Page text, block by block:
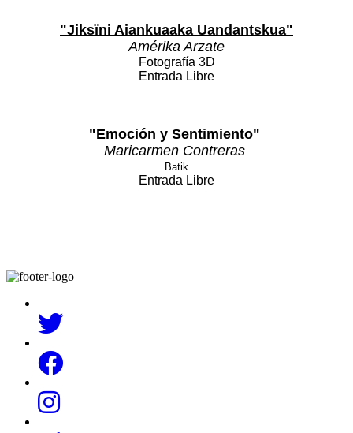
"Jiksïni Aiankuaaka Uandantskua"
Amérika Arzate
Fotografía 3D
Entrada Libre
"Emoción y Sentimiento"
Maricarmen Contreras
Batik
Entrada Libre